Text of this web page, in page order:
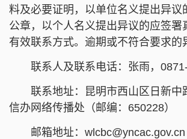
料及必要证明，以单位名义提出异议
公章，以个人名义提出异议的应签署
有效联系方式。逾期或不符合要求的
联系人及联系电话：张雨，
联系地址：昆明市西山区日新中
信办网络传播处（邮编：650228）
邮箱地址：wlcbc@yncac.gov.cn